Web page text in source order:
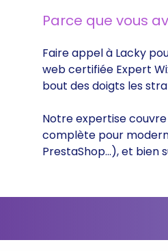
Parce que vous
Faire appel à Lacky
web certifiée Expert
bout des doigts les
Notre expertise
complète pour
PrestaShop...), et